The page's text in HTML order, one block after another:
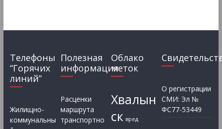
Телефоны
“Горячих
линий”
Жилищно-
коммунальны
Полезная
информация
Расценки
маршрута
транспортно
Облако
меток
Хвалын
ск вред
О регистрации
СМИ: Эл №
ФС77-53449